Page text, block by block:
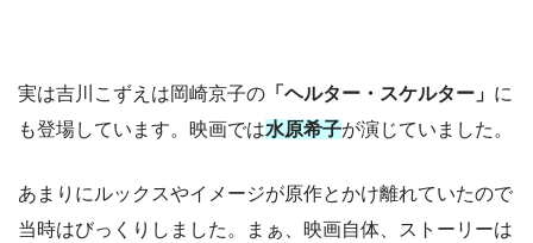
実は吉川こずえは岡崎京子の 「ヘルター・スケルター」 に
も登場しています。映画では水原希子が演じていました。
あまりにルックスやイメージが原作とかけ離れていたので
当時はびっくりしました。まぁ、映画自体、ストーリーは